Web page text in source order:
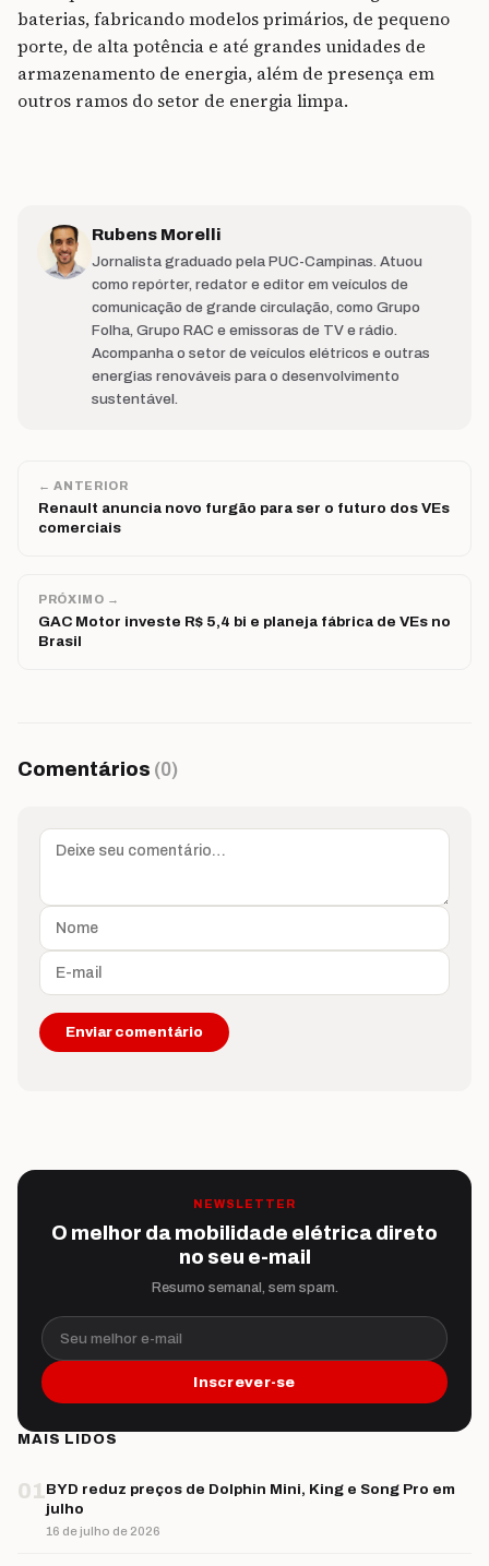
baterias, fabricando modelos primários, de pequeno
porte, de alta potência e até grandes unidades de
armazenamento de energia, além de presença em
outros ramos do setor de energia limpa.
Rubens Morelli
Jornalista graduado pela PUC-Campinas. Atuou
como repórter, redator e editor em veículos de
comunicação de grande circulação, como Grupo
Folha, Grupo RAC e emissoras de TV e rádio.
Acompanha o setor de veículos elétricos e outras
energias renováveis para o desenvolvimento
sustentável.
← ANTERIOR
Renault anuncia novo furgão para ser o futuro dos VEs
comerciais
PRÓXIMO →
GAC Motor investe R$ 5,4 bi e planeja fábrica de VEs no
Brasil
Comentários (0)
NEWSLETTER
O melhor da mobilidade elétrica direto
no seu e-mail
Resumo semanal, sem spam.
Seu melhor e-mail
Inscrever-se
MAIS LIDOS
01BYD reduz preços de Dolphin Mini, King e Song Pro em
julho
16 de julho de 2026